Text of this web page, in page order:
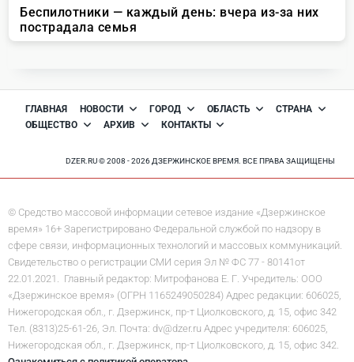
ГЛАВНАЯ НОВОСТИ ГОРОД ОБЛАСТЬ
СТРАНА
ОБЩЕСТВО
АРХИВ КОНТАКТЫ
DZER.RU © 2008 - 2026 ДЗЕРЖИНСКОЕ ВРЕМЯ. ВСЕ ПРАВА ЗАЩИЩЕНЫ
© Средство массовой информации сетевое издание «Дзержинское
время» 16+ Зарегистрировано Федеральной службой по надзору в
сфере связи, информационных технологий и массовых коммуникаций.
Свидетельство о регистрации СМИ серия Эл № ФС 77 - 80141от
22.01.2021. Главный редактор: Митрофанова Е. Г. Учредитель: ООО
«Дзержинское время» (ОГРН 1165249050284) Адрес редакции: 606025,
Нижегородская обл., г. Дзержинск, пр-т Циолковского, д. 15, офис 342
Тел. (8313)25-61-26, Эл. Почта: dv@dzer.ru Адрес учредителя: 606025,
Нижегородская обл., г. Дзержинск, пр-т Циолковского, д. 15, офис 342.